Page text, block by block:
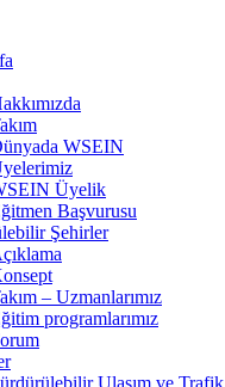
WSEIN
Üyelik
Başvurusu
Şehirler
– Uzmanlarımız
programlarımız
Ulaşım ve Trafik